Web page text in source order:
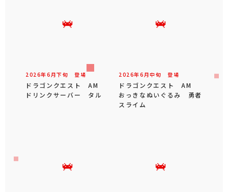
2026年6 月下旬 登場
ドラゴンクエスト AM
ドリンクサーバー タル
2026年6 月中旬 登場
ドラゴンクエスト AM
おっきなぬいぐるみ 勇者
スライム